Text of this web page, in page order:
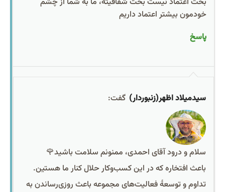
خودمون بیشتر اعتماد داریم
پاسخ
سیدمیلاد اظهر(زنبوردار) گفت:
سلام و درود آقای احمدی، ممنونم سلامت باشید🌹
باعث افتخاره که در این کسب‌وکار حلال کنار ما هستین.
تداوم و توسعۀ فعالیت‌های مجموعه باعث روزی‌رساندن به